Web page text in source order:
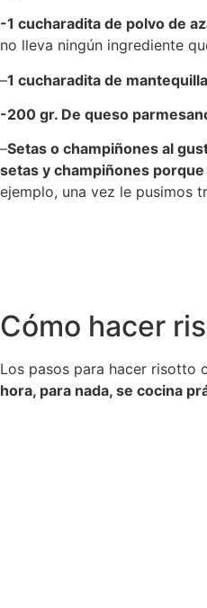
-1 cucharadita de polvo de
no lleva ningún ingrediente
–1 cucharadita de mantequilla
-200 gr. De queso
–Setas o champiñones al
setas y champiñones
ejemplo, una vez le pusimos
Cómo hacer
Los pasos para hacer risotto
hora, para nada, se cocina